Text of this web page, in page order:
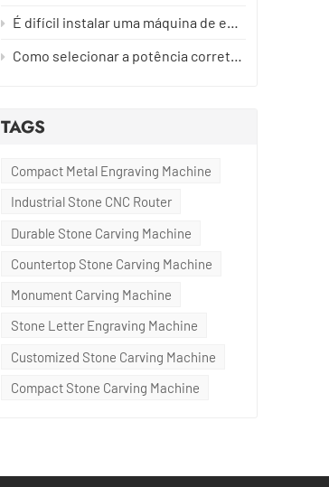
É difícil instalar uma máquina de esculpir pedra?
Como selecionar a potência correta do fuso para máquinas CNC de pedra
TAGS
Compact Metal Engraving Machine
Industrial Stone CNC Router
Durable Stone Carving Machine
Countertop Stone Carving Machine
Monument Carving Machine
Stone Letter Engraving Machine
Customized Stone Carving Machine
Compact Stone Carving Machine